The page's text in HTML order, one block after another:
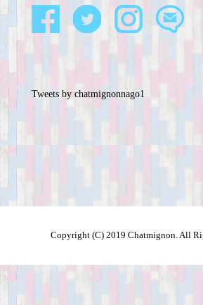
Tweets by chatmignonnago1
Copyright (C) 2019 Chatmignon. All